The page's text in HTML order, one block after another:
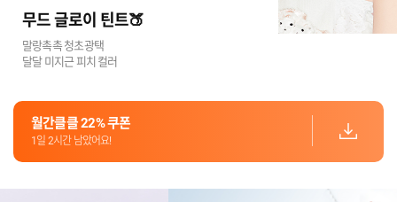
무드 글로이 틴트🍑
말랑촉촉 청초광택
달달 미지근 피치 컬러
월간클클 22% 쿠폰
1일 2시간 남았어요!